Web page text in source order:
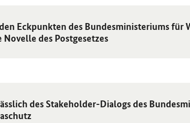
Eckpunkten des Bundesministeriums für
des Postgesetzes
des Stakeholder-Dialogs des